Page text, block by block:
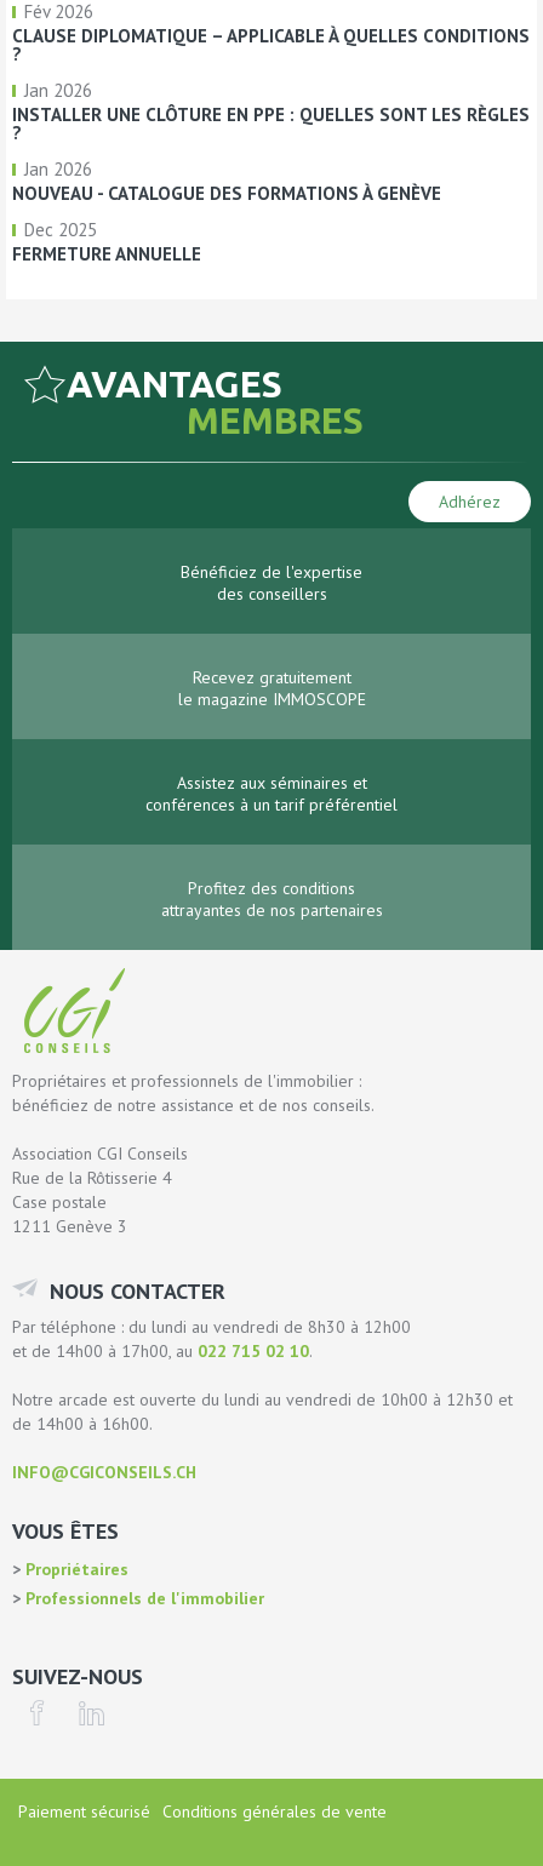
Fév 2026
CLAUSE DIPLOMATIQUE – APPLICABLE À QUELLES CONDITIONS
?
Jan 2026
INSTALLER UNE CLÔTURE EN PPE : QUELLES SONT LES RÈGLES
?
Jan 2026
NOUVEAU - CATALOGUE DES FORMATIONS À GENÈVE
Dec 2025
FERMETURE ANNUELLE
AVANTAGES
MEMBRES
Adhérez
Bénéficiez de l'expertise
des conseillers
Recevez gratuitement
le magazine IMMOSCOPE
Assistez aux séminaires et
conférences à un tarif préférentiel
Profitez des conditions
attrayantes de nos partenaires
Propriétaires et professionnels de l'immobilier :
bénéficiez de notre assistance et de nos conseils.
Association CGI Conseils
Rue de la Rôtisserie 4
Case postale
1211 Genève 3
NOUS CONTACTER
Par téléphone : du lundi au vendredi de 8h30 à 12h00
et de 14h00 à 17h00, au 022 715 02 10.
Notre arcade est ouverte du lundi au vendredi de 10h00 à 12h30 et
de 14h00 à 16h00.
INFO@CGICONSEILS.CH
VOUS ÊTES
Propriétaires
Professionnels de l'immobilier
SUIVEZ-NOUS
Paiement sécurisé Conditions générales de vente